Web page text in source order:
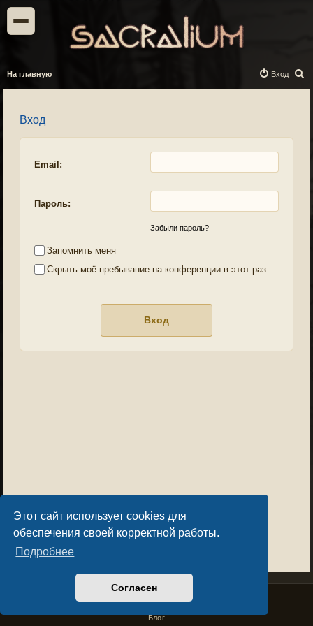
Этот сайт использует cookies для
обеспечения своей корректной работы.
Подробнее
Согласен
На главную
о
Вход
Вход
Email:
Пароль:
Забыли пароль?
Запомнить меня
Скрыть моё пребывание на конференции в этот раз
Privacy PolicyLicense Agreement
Copyright © Sacralium Games 2023-
Блог